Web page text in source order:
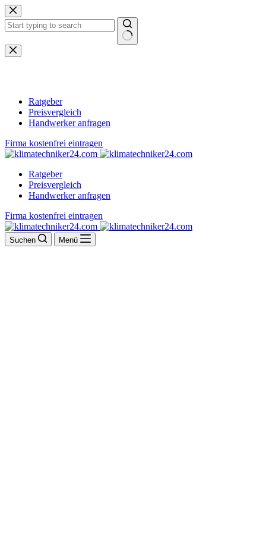
Zum
Inhalt
springen
Keine
Ergebnisse
Ratgeber
Preisvergleich
Handwerker anfragen
Firma kostenfrei eintragen
Ratgeber
Preisvergleich
Handwerker anfragen
Firma kostenfrei eintragen
Suchen Menü